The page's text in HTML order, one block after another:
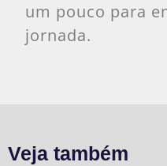
um pouco para
jornada.
Veja também